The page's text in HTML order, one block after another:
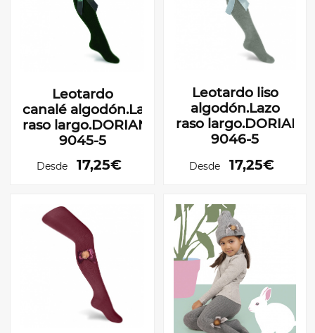
Leotardo
canalé algodón.Lazo
raso largo.DORIAN
9045-5
Desde 17,25€
Leotardo liso
algodón.Lazo
raso largo.DORIAN
9046-5
Desde 17,25€